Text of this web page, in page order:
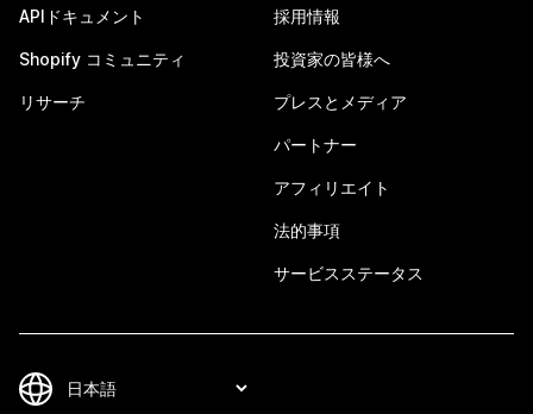
APIドキュメント
Shopify コミュニティ
リサーチ
採用情報
投資家の皆様へ
プレスとメディア
パートナー
アフィリエイト
法的事項
サービスステータス